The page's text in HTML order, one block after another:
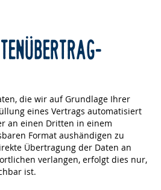
die wir auf Grundlage Ihrer
eines Vertrags automatisiert
an einen Dritten in einem
Format aushändigen zu
Übertragung der Daten an
verlangen, erfolgt dies nur,
ist.